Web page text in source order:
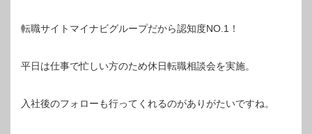
転職サイトマイナビグループだから認知度NO.1！
平日は仕事で忙しい方のため休日転職相談会を実施。
入社後のフォローも行ってくれるのがありがたいですね。